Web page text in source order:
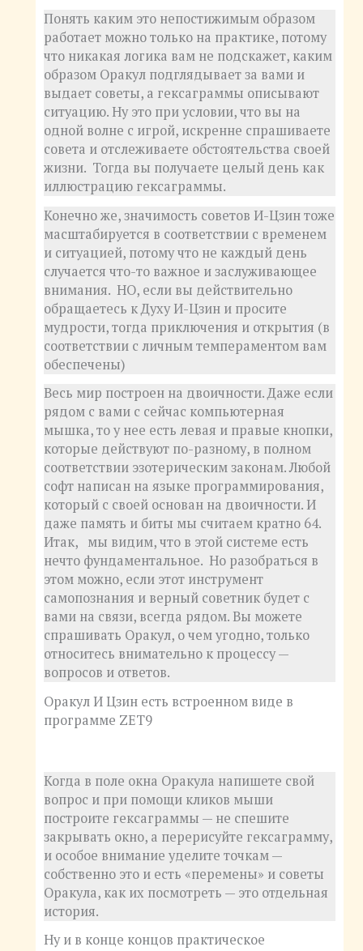
Понять каким это непостижимым образом
работает можно только на практике, потому
что никакая логика вам не подскажет, каким
образом Оракул подглядывает за вами и
выдает советы, а гексаграммы описывают
ситуацию. Ну это при условии, что вы на
одной волне с игрой, искренне спрашиваете
совета и отслеживаете обстоятельства своей
жизни. Тогда вы получаете целый день как
иллюстрацию гексаграммы.
Конечно же, значимость советов И-Цзин тоже
масштабируется в соответствии с временем
и ситуацией, потому что не каждый день
случается что-то важное и заслуживающее
внимания. НО, если вы действительно
обращаетесь к Духу И-Цзин и просите
мудрости, тогда приключения и открытия (в
соответствии с личным темпераментом вам
обеспечены)
Весь мир построен на двоичности. Даже если
рядом с вами с сейчас компьютерная
мышка, то у нее есть левая и правые кнопки,
которые действуют по-разному, в полном
соответствии эзотерическим законам. Любой
софт написан на языке программирования,
который с своей основан на двоичности. И
даже память и биты мы считаем кратно 64.
Итак, мы видим, что в этой системе есть
нечто фундаментальное. Но разобраться в
этом можно, если этот инструмент
самопознания и верный советник будет с
вами на связи, всегда рядом. Вы можете
спрашивать Оракул, о чем угодно, только
относитесь внимательно к процессу —
вопросов и ответов.
Оракул И Цзин есть встроенном виде в
программе ZET9
Когда в поле окна Оракула напишете свой
вопрос и при помощи кликов мыши
построите гексаграммы — не спешите
закрывать окно, а перерисуйте гексаграмму,
и особое внимание уделите точкам —
собственно это и есть «перемены» и советы
Оракула, как их посмотреть — это отдельная
история.
Ну и в конце концов практическое